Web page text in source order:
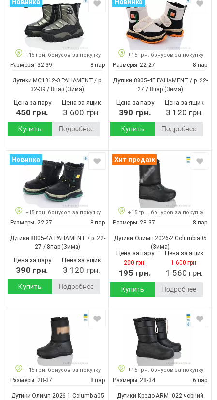
Новинка
+15 грн. бонусов за покупку
Размеры: 32-39 8 пар
Дутики MC1312-3 PALIAMENT / p.
32-39 / 8пар (Зима)
Цена за пару
450 грн.
Цена за ящик
3 600 грн.
Купить Подробнее
Новинка
+15 грн. бонусов за покупку
Размеры: 22-27 8 пар
Дутики 8805-4E PALIAMENT / p. 22-
27 / 8пар(Зима)
Цена за пару
390 грн.
Цена за ящик
3 120 грн.
Купить Подробнее
Новинка
+15 грн. бонусов за покупку
Размеры: 22-27 8 пар
Дутики 8805-4A PALIAMENT / p. 22-
27 / 8пар(Зима)
Цена за пару
390 грн.
Цена за ящик
3 120 грн.
Купить Подробнее
Хит продаж
+15 грн. бонусов за покупку
Размеры: 28-37 8 пар
Дутики Олимп 2026-2 Columbia05
(Зима)
Цена за пару
200 грн.
195 грн.
Цена за ящик
1 600 грн.
1 560 грн.
Купить Подробнее
+15 грн. бонусов за покупку
Размеры: 28-37 8 пар
Дутики Олимп 2026-1 Columbia05
+15 грн. бонусов за покупку
Размеры: 28-34 6 пар
Дутики Кредо ARM1022 чорний